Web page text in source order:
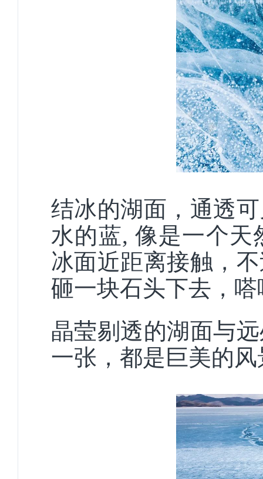
结冰的湖面，通透
水的蓝, 像是一个天
冰面近距离接触，
砸一块石头下去，
晶莹剔透的湖面与
一张，都是巨美的